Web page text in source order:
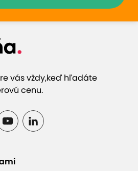
vás vždy,keď hľadáte
cenu.